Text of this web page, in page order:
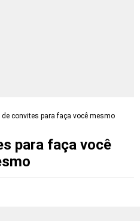
de convites para faça você mesmo
para faça você